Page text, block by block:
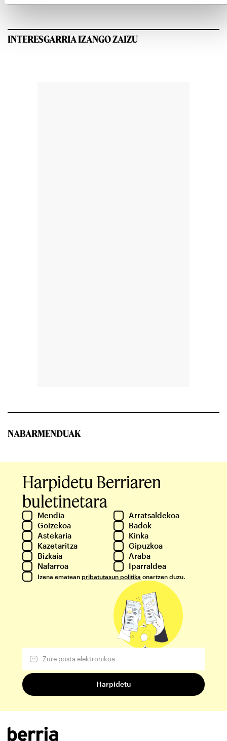
INTERESGARRIA IZANGO ZAIZU
NABARMENDUAK
Harpidetu Berriaren
buletinetara
Mendia
Arratsaldekoa
Goizekoa
Badok
Astekaria
Kinka
Kazetaritza
Gipuzkoa
Bizkaia
Araba
Nafarroa
Iparraldea
Izena ematean pribatutasun politika onartzen duzu.